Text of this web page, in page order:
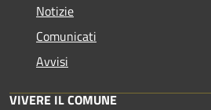
Notizie
Comunicati
Avvisi
VIVERE IL COMUNE